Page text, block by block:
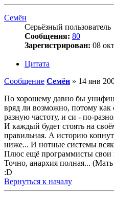
Семён
Серьёзный пользователь
Сообщения: 80
Зарегистрирован: 08
Цитата
Сообщение Семён » 14 янв
По хорошему давно бы
вряд ли возможно, потому как
разную частоту, и си - по-
И каждый будет стоять на
правильная. А историю
ниже... И нотные системы
Плюс ещё программисты свои
Точно, анархия полная...
:D
Вернуться к началу